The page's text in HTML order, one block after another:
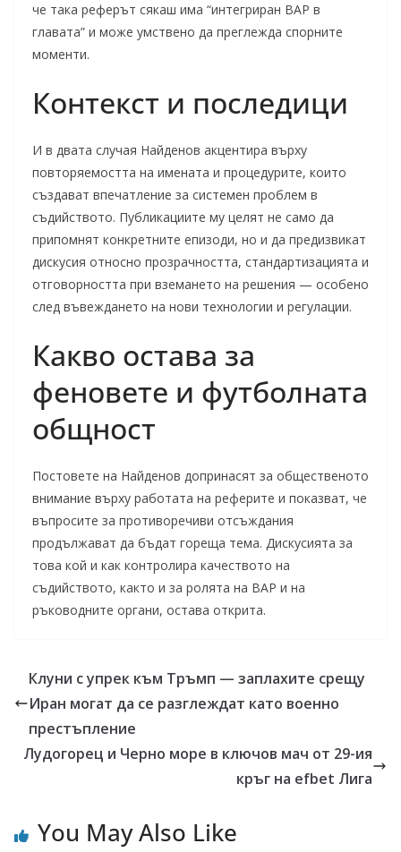
че така реферът сякаш има “интегриран ВАР в
главата” и може умствено да преглежда спорните
моменти.
Контекст и последици
И в двата случая Найденов акцентира върху
повторяемостта на имената и процедурите, които
създават впечатление за системен проблем в
съдийството. Публикациите му целят не само да
припомнят конкретните епизоди, но и да предизвикат
дискусия относно прозрачността, стандартизацията и
отговорността при вземането на решения — особено
след въвеждането на нови технологии и регулации.
Какво остава за
феновете и футболната
общност
Постовете на Найденов допринасят за общественото
внимание върху работата на реферите и показват, че
въпросите за противоречиви отсъждания
продължават да бъдат гореща тема. Дискусията за
това кой и как контролира качеството на
съдийството, както и за ролята на ВАР и на
ръководните органи, остава открита.
Клуни с упрек към Тръмп — заплахите срещу
Иран могат да се разглеждат като военно
престъпление
Лудогорец и Черно море в ключов мач от 29-ия
кръг на efbet Лига
You May Also Like